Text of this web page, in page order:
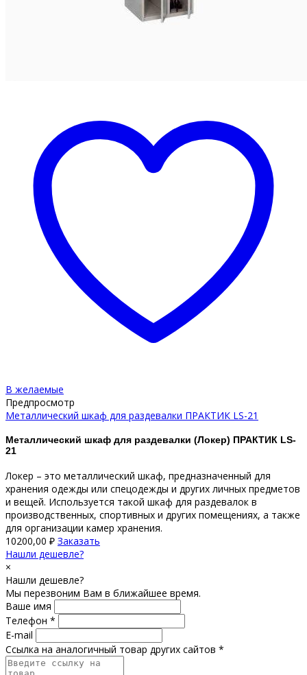
В желаемые
Предпросмотр
Металлический шкаф для раздевалки ПРАКТИК LS-21
Металлический шкаф для раздевалки (Локер) ПРАКТИК LS-
21
Локер – это металлический шкаф, предназначенный для
хранения одежды или спецодежды и других личных предметов
и вещей. Используется такой шкаф для раздевалок в
производственных, спортивных и других помещениях, а также
для организации камер хранения.
10200,00 ₽ Заказать
Нашли дешевле?
×
Нашли дешевле?
Мы перезвоним Вам в ближайшее время.
Ваше имя
Телефон *
E-mail
Ссылка на аналогичный товар других сайтов *